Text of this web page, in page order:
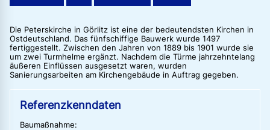
Die Peterskirche in Görlitz ist eine der bedeutendsten Kirchen in
Ostdeutschland. Das fünfschiffige Bauwerk wurde 1497
fertiggestellt. Zwischen den Jahren von 1889 bis 1901 wurde sie
um zwei Turmhelme ergänzt. Nachdem die Türme jahrzehntelang
äußeren Einflüssen ausgesetzt waren, wurden
Sanierungsarbeiten am Kirchengebäude in Auftrag gegeben.
Referenzkenndaten
Baumaßnahme: